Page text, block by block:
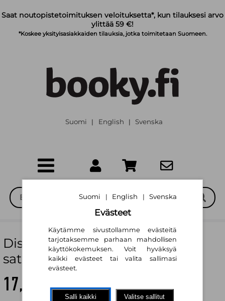
Saat noutopistetoimituksen veloituksetta*, kun tilauksesi arvo
ylittää 59 €!
*Koskee yksityisasiakkaiden tilauksia, jotka toimitetaan Suomeen.
Suomi | English | Svenska
Disney Prinsessat. 5 minuutin
satuja
17,00 €
Suomi | English | Svenska
Evästeet
Käytämme sivustollamme evästeitä
tarjotaksemme parhaan mahdollisen
käyttökokemuksen. Voit hyväksyä
kaikki evästeet tai valita sallimasi
evästeet.
Salli kaikki Valitse sallitut